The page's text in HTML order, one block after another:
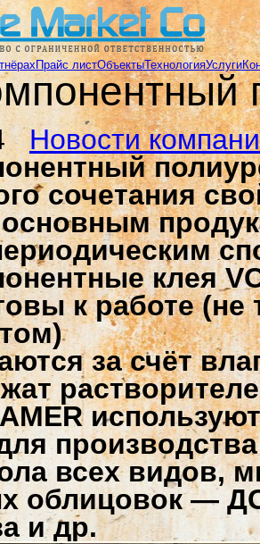
Прайс листОбъектыТехнологияУслуги
Новости
сочетания
клея
к работе
за счёт
всех видов,
облицовок —
и др.